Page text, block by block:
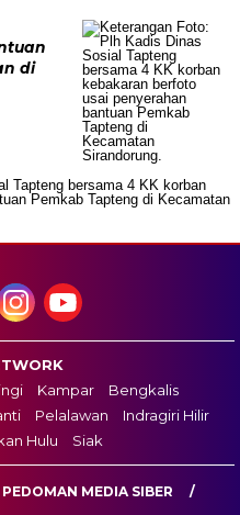
di
Tapteng bersama 4 KK korban
Pemkab Tapteng di Kecamatan
Kampar
Bengkalis
Pelalawan
Indragiri Hilir
Hulu Siak
PEDOMAN MEDIA SIBER